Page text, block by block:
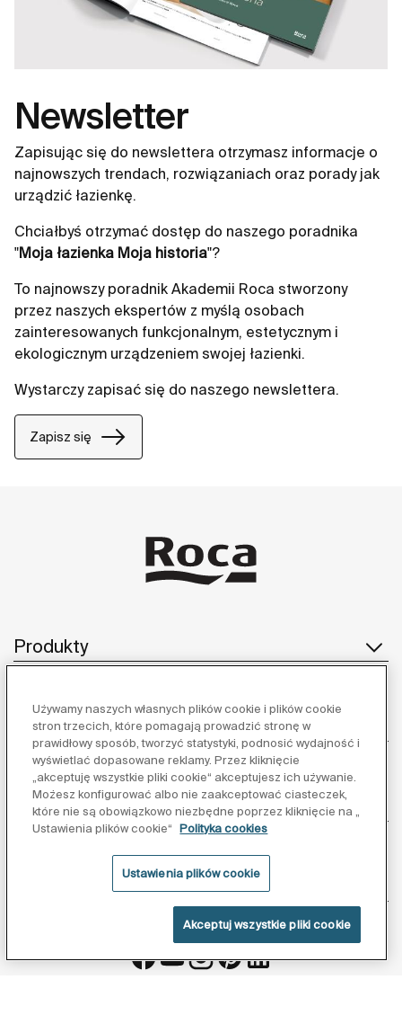
Newsletter
Zapisując się do newslettera otrzymasz informacje o
najnowszych trendach, rozwiązaniach oraz porady jak
urządzić łazienkę.
Chciałbyś otrzymać dostęp do naszego poradnika
"Moja łazienka Moja historia"?
To najnowszy poradnik Akademii Roca stworzony
przez naszych ekspertów z myślą osobach
zainteresowanych funkcjonalnym, estetycznym i
ekologicznym urządzeniem swojej łazienki.
Wystarczy zapisać się do naszego newslettera.
Zapisz się
Produkty
Obsługa klienta
O nas
Obserwuj nas:
Używamy naszych własnych plików cookie i plików cookie
stron trzecich, które pomagają prowadzić stronę w
prawidłowy sposób, tworzyć statystyki, podnosić wydajność i
wyświetlać dopasowane reklamy. Przez kliknięcie
„akceptuję wszystkie pliki cookie“ akceptujesz ich używanie.
Możesz konfigurować albo nie zaakceptować ciasteczek,
które nie są obowiązkowo niezbędne poprzez kliknięcie na „
Ustawienia plików cookie“
Polityka cookies
Ustawienia plików cookie
Akceptuj wszystkie pliki cookie